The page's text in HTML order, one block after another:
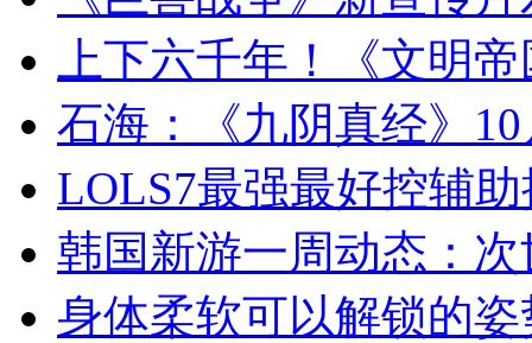
上下六千年！《文明
石海：《九阴真经》
LOLS7最强最好控辅
韩国新游一周动态：
身体柔软可以解锁的